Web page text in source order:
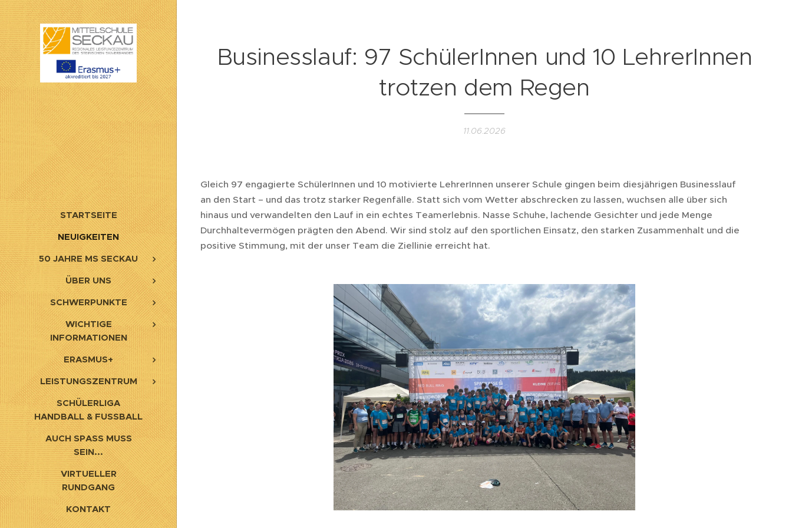
STARTSEITE
NEUIGKEITEN
50 JAHRE MS SECKAU
ÜBER UNS
SCHWERPUNKTE
WICHTIGE
INFORMATIONEN
ERASMUS+
LEISTUNGSZENTRUM
SCHÜLERLIGA
HANDBALL & FUSSBALL
AUCH SPASS MUSS S
EIN...
VIRTUELLER
RUNDGANG
KONTAKT
Businesslauf: 97 SchülerInnen und 10 LehrerInnen
trotzen dem Regen
11.06.2026
Gleich 97 engagierte SchülerInnen und 10 motivierte LehrerInnen unserer Schule gingen beim diesjährigen Businesslauf
an den Start – und das trotz starker Regenfälle. Statt sich vom Wetter abschrecken zu lassen, wuchsen alle über sich
hinaus und verwandelten den Lauf in ein echtes Teamerlebnis. Nasse Schuhe, lachende Gesichter und jede Menge
Durchhaltevermögen prägten den Abend. Wir sind stolz auf den sportlichen Einsatz, den starken Zusammenhalt und die
positive Stimmung, mit der unser Team die Ziellinie erreicht hat.